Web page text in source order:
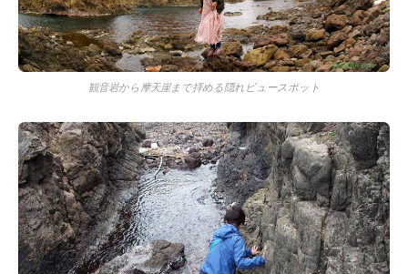
観音岩から摩天崖まで拝める隠れビュースポット